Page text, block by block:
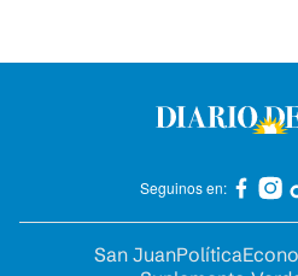
Seguinos en:
San JuanPolítica